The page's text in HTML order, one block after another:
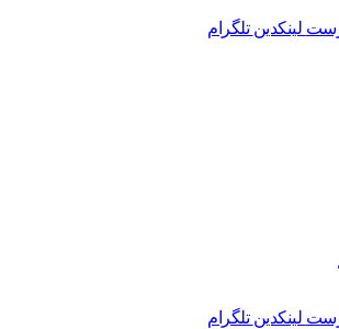
لینکدین تلگرام
لینکدین تلگرام